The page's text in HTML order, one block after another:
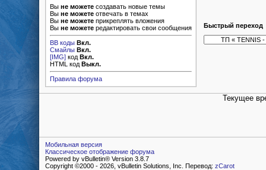
Вы не можете создавать новые темы
Вы не можете отвечать в темах
Вы не можете прикреплять вложения
Вы не можете редактировать свои сообщения
BB коды Вкл.
Смайлы Вкл.
[IMG] код Вкл.
HTML код Выкл.
Правила форума
Быстрый переход
Текущее
Мобильная версия
Классическое отображение форума
Powered by vBulletin® Version 3.8.7
Copyright ©2000 - 2026, vBulletin Solutions, Inc. Перевод: zCarot